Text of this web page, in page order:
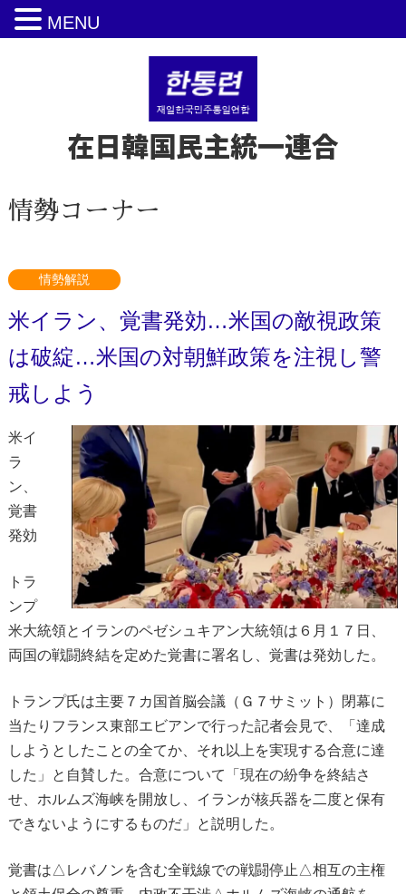
在日韓国民主統一連合
情勢コーナー
情勢解説
米イラン、覚書発効…米国の敵視政策
は破綻…米国の対朝鮮政策を注視し警
戒しよう
米イ
ラ
ン、
覚書
発効
トラ
ンプ
米大統領とイランのペゼシュキアン大統領は６月１７日、
両国の戦闘終結を定めた覚書に署名し、覚書は発効した。
トランプ氏は主要７カ国首脳会議（Ｇ７サミット）閉幕に
当たりフランス東部エビアンで行った記者会見で、「達成
しようとしたことの全てか、それ以上を実現する合意に達
した」と自賛した。合意について「現在の紛争を終結さ
せ、ホルムズ海峡を開放し、イランが核兵器を二度と保有
できないようにするものだ」と説明した。
覚書は△レバノンを含む全戦線での戦闘停止△相互の主権
MENU